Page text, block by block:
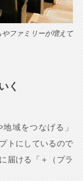
ファミリーが増えて
く
域をつなげる」
トにしているので
届ける「＋（プラ